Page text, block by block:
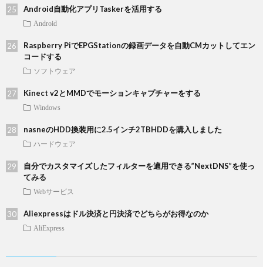
Android自動化アプリTaskerを活用する
Android
Raspberry PiでEPGStationの録画データを自動CMカットしてエン
コードする
ソフトウェア
Kinect v2とMMDでモーションキャプチャーをする
Windows
nasneのHDD換装用に2.5インチ2TBHDDを購入しました
ハードウェア
自分でカスタマイズしたフィルターを適用できる”NextDNS”を使っ
てみる
Webサービス
Aliexpressはドル決済と円決済でどちらがお得なのか
AliExpress